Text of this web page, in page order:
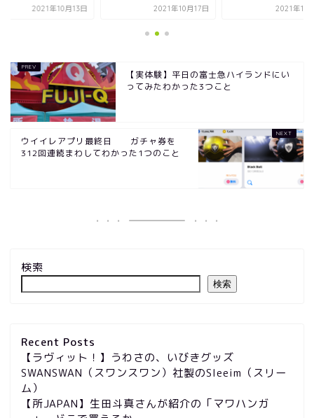
2021年10月13日 2021年10月17日 2021年10
【実体験】平日の富士急ハイランドにい
ってみたわかった3つこと
ウイイレアプリ最終日 ガチャ券を
312回連続まわしてわかった1つのこと
検索
検索
Recent Posts
【ラヴィット！】うわさの、いびきグッズ
SWANSWAN（スワンスワン）社製のSleeim（スリー
ム）
【所JAPAN】生田斗真さんが紹介の「マワハンガ